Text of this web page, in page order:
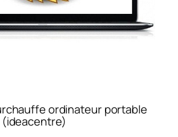
ordinateur portable
(ideacentre)